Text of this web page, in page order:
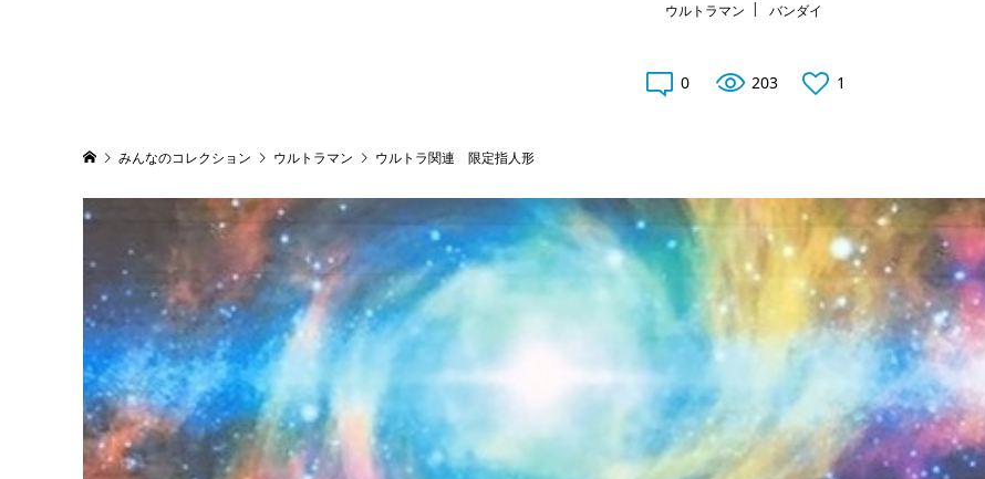
ウルトラマン バンダイ
0 203 1
みんなのコレクション ウルトラマン ウルトラ関連 限定指人形